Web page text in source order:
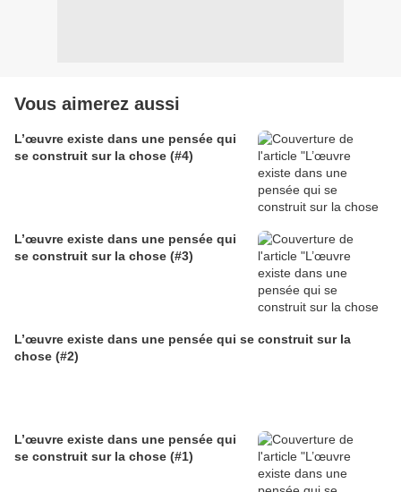
Vous aimerez aussi
L’œuvre existe dans une pensée qui
se construit sur la chose (#4)
L’œuvre existe dans une pensée qui
se construit sur la chose (#3)
L’œuvre existe dans une pensée qui se construit sur la
chose (#2)
L’œuvre existe dans une pensée qui
se construit sur la chose (#1)